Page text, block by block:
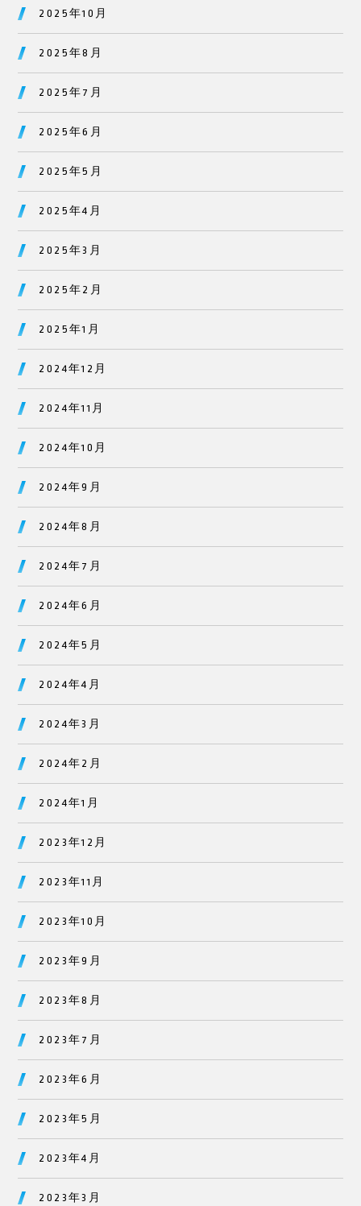
2025年10月
2025年8月
2025年7月
2025年6月
2025年5月
2025年4月
2025年3月
2025年2月
2025年1月
2024年12月
2024年11月
2024年10月
2024年9月
2024年8月
2024年7月
2024年6月
2024年5月
2024年4月
2024年3月
2024年2月
2024年1月
2023年12月
2023年11月
2023年10月
2023年9月
2023年8月
2023年7月
2023年6月
2023年5月
2023年4月
2023年3月